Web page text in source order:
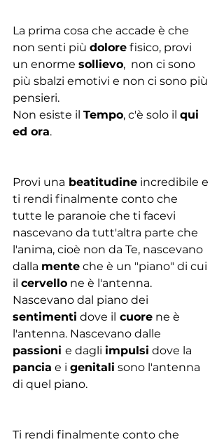
La prima cosa che accade è che
non senti più dolore fisico, provi
un enorme sollievo,  non ci sono
più sbalzi emotivi e non ci sono più
pensieri.
Non esiste il Tempo, c'è solo il qui
ed ora.
Provi una beatitudine incredibile e
ti rendi finalmente conto che
tutte le paranoie che ti facevi
nascevano da tutt'altra parte che
l'anima, cioè non da Te, nascevano
dalla mente che è un "piano" di cui
il cervello ne è l'antenna.
Nascevano dal piano dei
sentimenti dove il cuore ne è
l'antenna. Nascevano dalle
passioni e dagli impulsi dove la
pancia e i genitali sono l'antenna
di quel piano.
Ti rendi finalmente conto che